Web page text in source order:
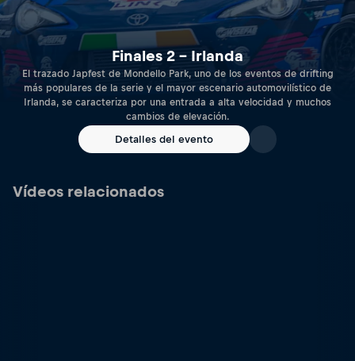
Finales 2 – Irlanda
El trazado Japfest de Mondello Park, uno de los eventos de drifting
más populares de la serie y el mayor escenario automovilístico de
Irlanda, se caracteriza por una entrada a alta velocidad y muchos
cambios de elevación.
Detalles del evento
Vídeos relacionados